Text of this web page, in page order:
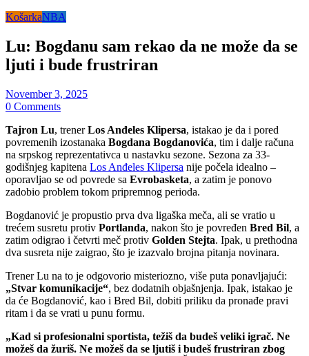
KošarkaNBA
Lu: Bogdanu sam rekao da ne može da se
ljuti i bude frustriran
November 3, 2025
0 Comments
Tajron Lu, trenerLos Anđeles Klipersa, istakao je da i pored
povremenih izostanaka Bogdana Bogdanovića, tim i dalje računa
na srpskog reprezentativca u nastavku sezone. Sezona za 33-
godišnjeg kapitena Los Anđeles Klipersa nije počela idealno –
oporavljao se od povrede sa Evrobasketa, a zatim je ponovo
zadobio problem tokom pripremnog perioda.
Bogdanović je propustio prva dva ligaška meča, ali se vratio u
trećem susretu protiv Portlanda, nakon što je povređen Bred Bil, a
zatim odigrao i četvrti meč protiv Golden Stejta. Ipak, u prethodna
dva susreta nije zaigrao, što je izazvalo brojna pitanja novinara.
Trener Lu na to je odgovorio misteriozno, više puta ponavljajući:
„Stvar komunikacije“, bez dodatnih objašnjenja. Ipak, istakao je
da će Bogdanović, kao i Bred Bil, dobiti priliku da pronađe pravi
ritam i da se vrati u punu formu.
„Kad si profesionalni sportista, težiš da budeš veliki igrač. Ne
možeš da žuriš. Ne možeš da se ljutiš i budeš frustriran zbog